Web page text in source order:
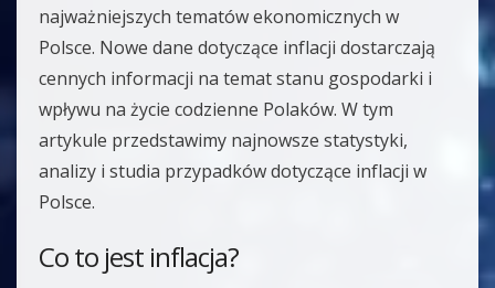
najważniejszych tematów ekonomicznych w
Polsce. Nowe dane dotyczące inflacji dostarczają
cennych informacji na temat stanu gospodarki i
wpływu na życie codzienne Polaków. W tym
artykule przedstawimy najnowsze statystyki,
analizy i studia przypadków dotyczące inflacji w
Polsce.
Co to jest inflacja?